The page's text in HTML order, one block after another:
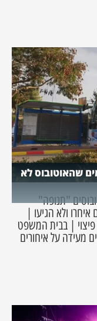
נוסע תיעד 48 פעמים שהאוטובוס לא
"תנופה"
איחרו ולא הגיעו |
23 מקרים וקבע פיצוי | בבית המשפט
מעידה על איחורים